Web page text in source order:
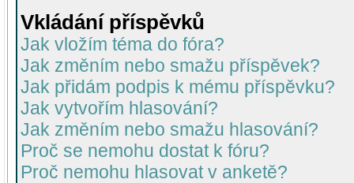
Vkládání příspěvků
Jak vložím téma do fóra?
Jak změním nebo smažu příspěvek?
Jak přidám podpis k mému příspěvku?
Jak vytvořím hlasování?
Jak změním nebo smažu hlasování?
Proč se nemohu dostat k fóru?
Proč nemohu hlasovat v anketě?